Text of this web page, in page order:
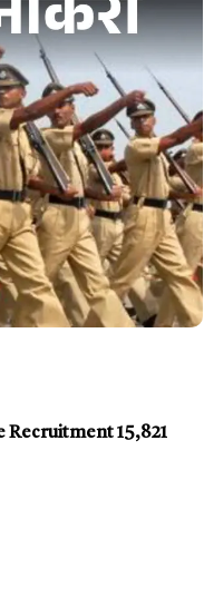
Recruitment 15,821